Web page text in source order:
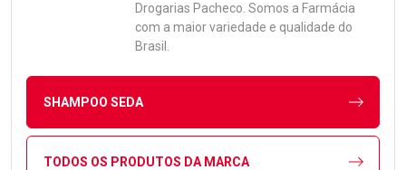
Drogarias Pacheco. Somos a Farmácia
com a maior variedade e qualidade do
Brasil.
SHAMPOO SEDA
TODOS OS PRODUTOS DA MARCA